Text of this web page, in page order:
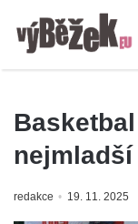
nejmladší
redakce 19. 11. 2025